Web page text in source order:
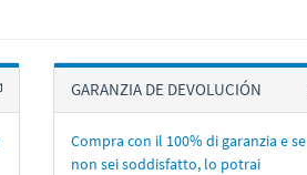
GARANZIA DE DEVOLUCIÓN
Compra con il 100% di garanzia e se
non sei soddisfatto, lo potrai